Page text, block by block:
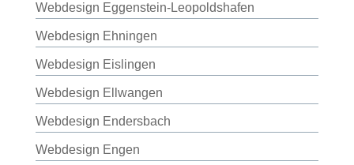
Webdesign Eggenstein-Leopoldshafen
Webdesign Ehningen
Webdesign Eislingen
Webdesign Ellwangen
Webdesign Endersbach
Webdesign Engen